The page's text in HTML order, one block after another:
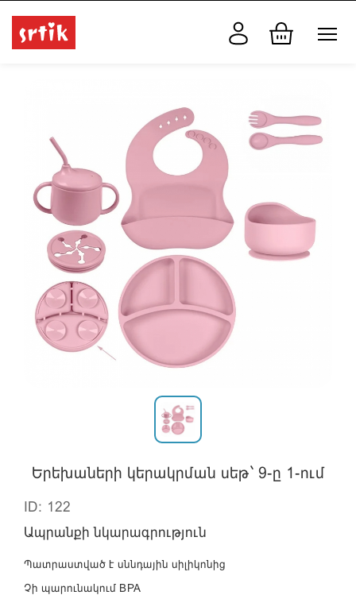
Երեխաների կերակրման սեթ` 9-ը 1-ում
ID: 122
Ապրանքի նկարագրություն
Պատրաստված է սննդային սիլիկոնից
Չի պարունակում BPA